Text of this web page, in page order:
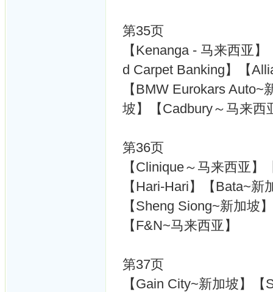
第35页
【Kenanga - 马来西亚
d Carpet Banking】【
【BMW Eurokars
坡】【Cadbury～马来西
第36页
【Clinique～马来西亚
【Hari-Hari】【Bata~
【Sheng Siong~新加坡
【F&N~马来西亚】
第37页
【Gain City~新加坡】